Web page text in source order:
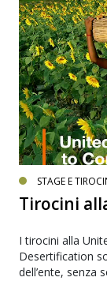
STAGE E
Tirocini
I tirocini alla
Desertification
dell’ente, senza